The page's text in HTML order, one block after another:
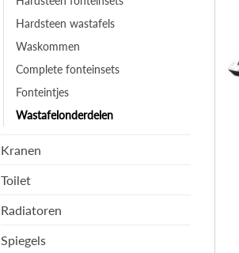
Hardsteen wastafels
Waskommen
Complete fonteinsets
Fonteintjes
Wastafelonderdelen
Kranen
Toilet
Radiatoren
Spiegels